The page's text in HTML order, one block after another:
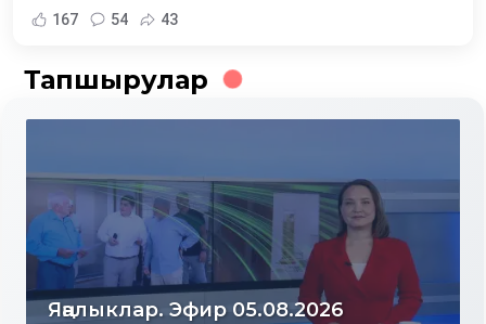
167 54 43
Тапшырулар
Яңалыклар. Эфир 04.08.2026